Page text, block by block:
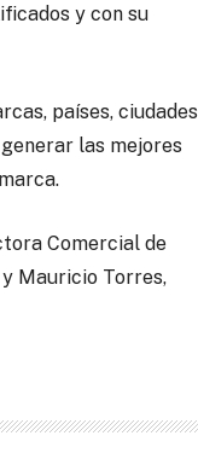
y con su
países, ciudades
las mejores
Comercial de
Mauricio Torres,